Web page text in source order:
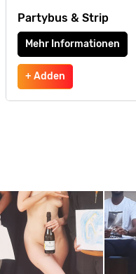
Partybus & Strip
Mehr Informationen
+ Adden